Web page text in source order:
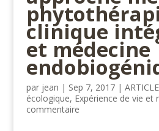
clinique
et médecine
par jean | Sep 7, 2017|
écologique, Expérience de vie et
commentaire